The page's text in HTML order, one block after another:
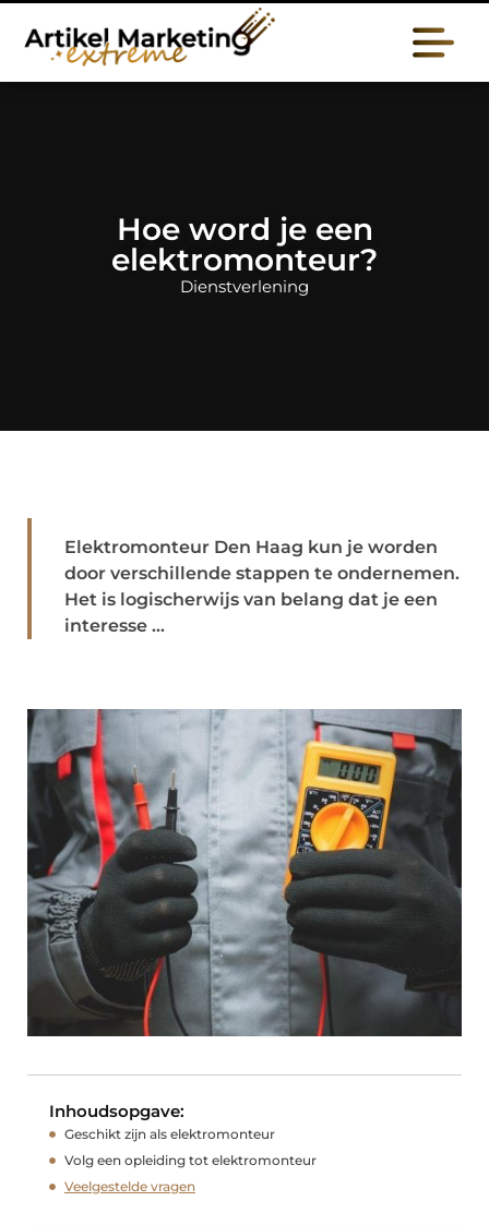
Hoe word je een
elektromonteur?
Dienstverlening
Elektromonteur Den Haag kun je worden
door verschillende stappen te ondernemen.
Het is logischerwijs van belang dat je een
interesse ...
Inhoudsopgave:
Geschikt zijn als elektromonteur
Volg een opleiding tot elektromonteur
Veelgestelde vragen